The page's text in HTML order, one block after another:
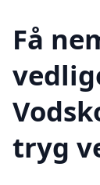
Få
tryg